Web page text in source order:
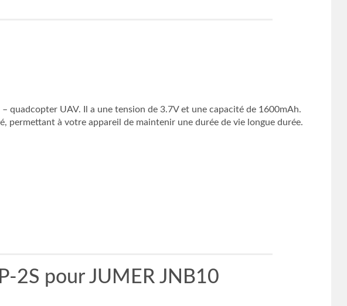
quadcopter UAV. Il a une tension de 3.7V et une capacité de 1600mAh.
permettant à votre appareil de maintenir une durée de vie longue durée.
2S pour JUMER JNB10